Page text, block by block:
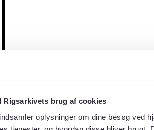
Rigsarkivets brug af cookies
oplysninger om dine besøg ved